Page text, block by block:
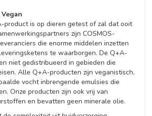
product is op dieren getest of zal dat ooit
zijn COSMOS-
die enorme middelen inzetten
te waarborgen. De Q+A-
niet gedistribueerd in gebieden die
Alle Q+A-producten zijn veganistisch,
vocht inbrengende emulsies die
Onze producten zijn ook vrij van
en bevatten geen minerale olie.